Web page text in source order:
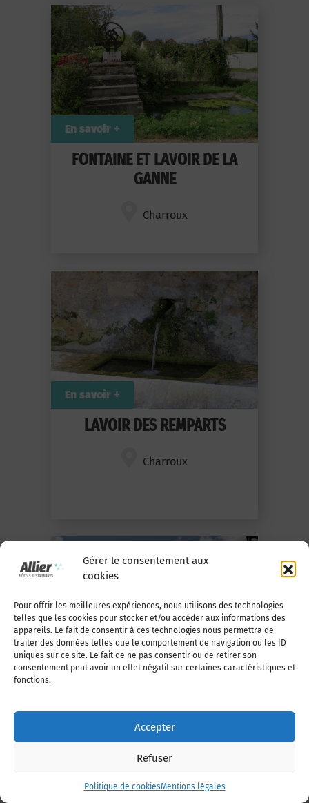
Gérer le consentement aux
cookies
Pour offrir les meilleures expériences, nous utilisons des technologies
telles que les cookies pour stocker et/ou accéder aux informations des
appareils. Le fait de consentir à ces technologies nous permettra de
traiter des données telles que le comportement de navigation ou les ID
uniques sur ce site. Le fait de ne pas consentir ou de retirer son
consentement peut avoir un effet négatif sur certaines caractéristiques et
fonctions.
Accepter
Refuser
Politique de cookiesMentions légales
FONTAINE ET LAVOIR DE LA
GANNE
Charroux
En savoir +
LAVOIR DES REMPARTS
Charroux
En savoir +
Charroux
En savoir +